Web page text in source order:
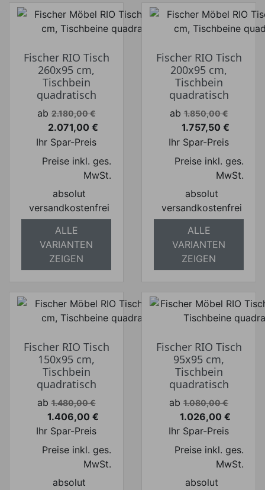
Fischer RIO Tisch
260x95 cm,
Tischbein
quadratisch
Verkaufspreis
ab 2.180,00 €
Preis
2.071,00 €
Ihr Spar-Preis
Preise inkl. ges.
MwSt.
absolut
versandkostenfrei
ALLE
VARIANTEN
ZEIGEN
Fischer RIO Tisch
200x95 cm,
Tischbein
quadratisch
Verkaufspreis
ab 1.850,00 €
Preis
1.757,50 €
Ihr Spar-Preis
Preise inkl. ges.
MwSt.
absolut
versandkostenfrei
ALLE
VARIANTEN
ZEIGEN
Fischer RIO Tisch
150x95 cm,
Tischbein
quadratisch
Verkaufspreis
ab 1.480,00 €
Preis
1.406,00 €
Ihr Spar-Preis
Preise inkl. ges.
MwSt.
absolut
Fischer RIO Tisch
95x95 cm,
Tischbein
quadratisch
Verkaufspreis
ab 1.080,00 €
Preis
1.026,00 €
Ihr Spar-Preis
Preise inkl. ges.
MwSt.
absolut